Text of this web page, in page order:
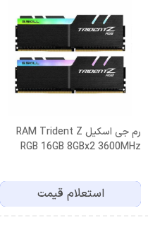
رم جی اسکیل RAM Trident Z
RGB 16GB 8GBx2 3600MHz
استعلام قیمت